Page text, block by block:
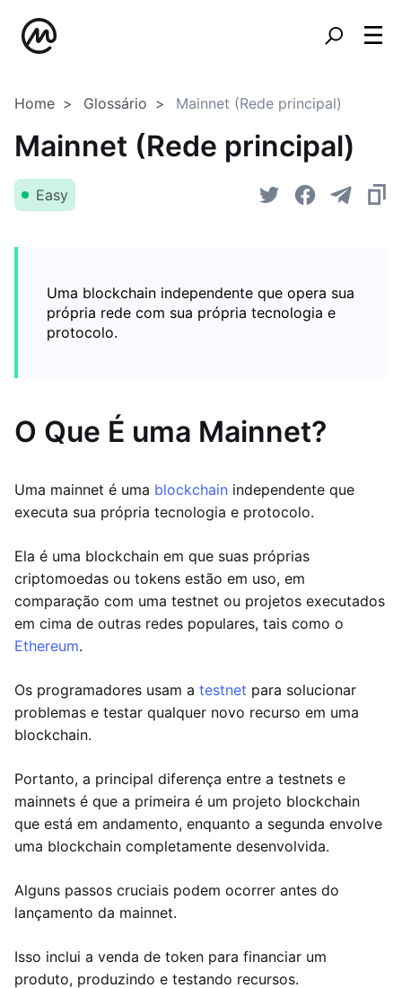
Home Glossário Mainnet (Rede principal)
Mainnet (Rede principal)
Easy
Uma blockchain independente que opera sua
própria rede com sua própria tecnologia e
protocolo.
O Que É uma Mainnet?
Uma mainnet é uma blockchain independente que
executa sua própria tecnologia e protocolo.
Ela é uma blockchain em que suas próprias
criptomoedas ou tokens estão em uso, em
comparação com uma testnet ou projetos executados
em cima de outras redes populares, tais como o
Ethereum.
Os programadores usam a testnet para solucionar
problemas e testar qualquer novo recurso em uma
blockchain.
Portanto, a principal diferença entre a testnets e
mainnets é que a primeira é um projeto blockchain
que está em andamento, enquanto a segunda envolve
uma blockchain completamente desenvolvida.
Alguns passos cruciais podem ocorrer antes do
lançamento da mainnet.
Isso inclui a venda de token para financiar um
produto, produzindo e testando recursos.